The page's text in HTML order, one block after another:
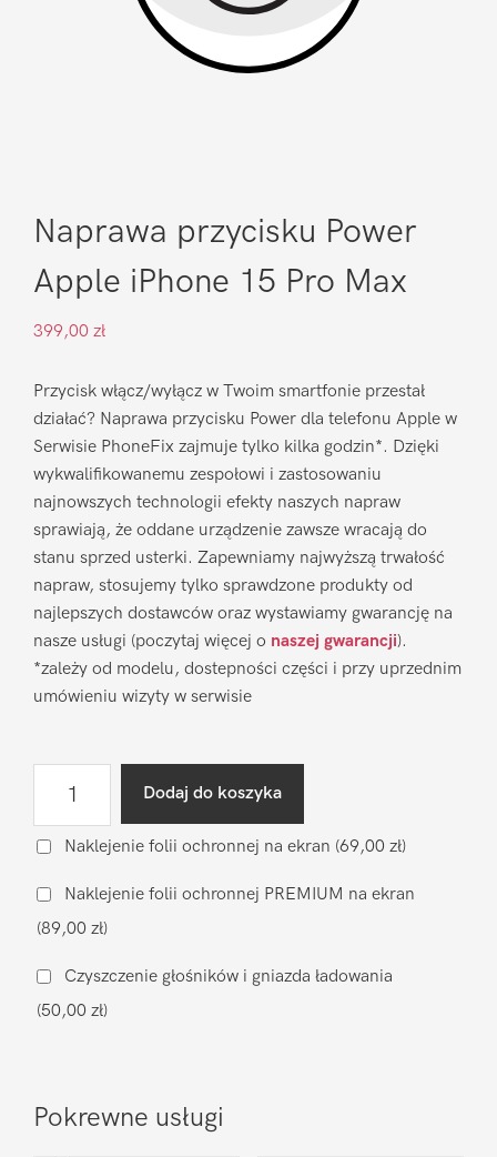
Naprawa przycisku Power
Apple iPhone 15 Pro Max
399,00 zł
Przycisk włącz/wyłącz w Twoim smartfonie przestał
działać? Naprawa przycisku Power dla telefonu Apple w
Serwisie PhoneFix zajmuje tylko kilka godzin*. Dzięki
wykwalifikowanemu zespołowi i zastosowaniu
najnowszych technologii efekty naszych napraw
sprawiają, że oddane urządzenie zawsze wracają do
stanu sprzed usterki. Zapewniamy najwyższą trwałość
napraw, stosujemy tylko sprawdzone produkty od
najlepszych dostawców oraz wystawiamy gwarancję na
nasze usługi (poczytaj więcej o naszej gwarancji).
*zależy od modelu, dostepności części i przy uprzednim
umówieniu wizyty w serwisie
przycisku
Apple
iPhone
15
Pro
Dodaj do koszyka
Naklejenie folii ochronnej na ekran (69,00 zł)
Naklejenie folii ochronnej PREMIUM na ekran
(89,00 zł)
Czyszczenie głośników i gniazda ładowania
(50,00 zł)
Pokrewne usługi